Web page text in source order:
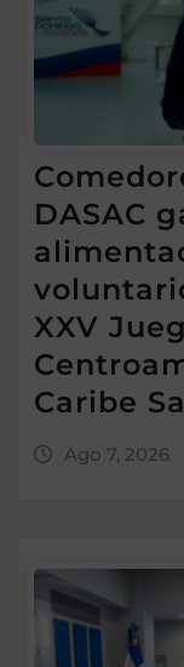
DASAC
XXV
Caribe
Ago 7, 2026